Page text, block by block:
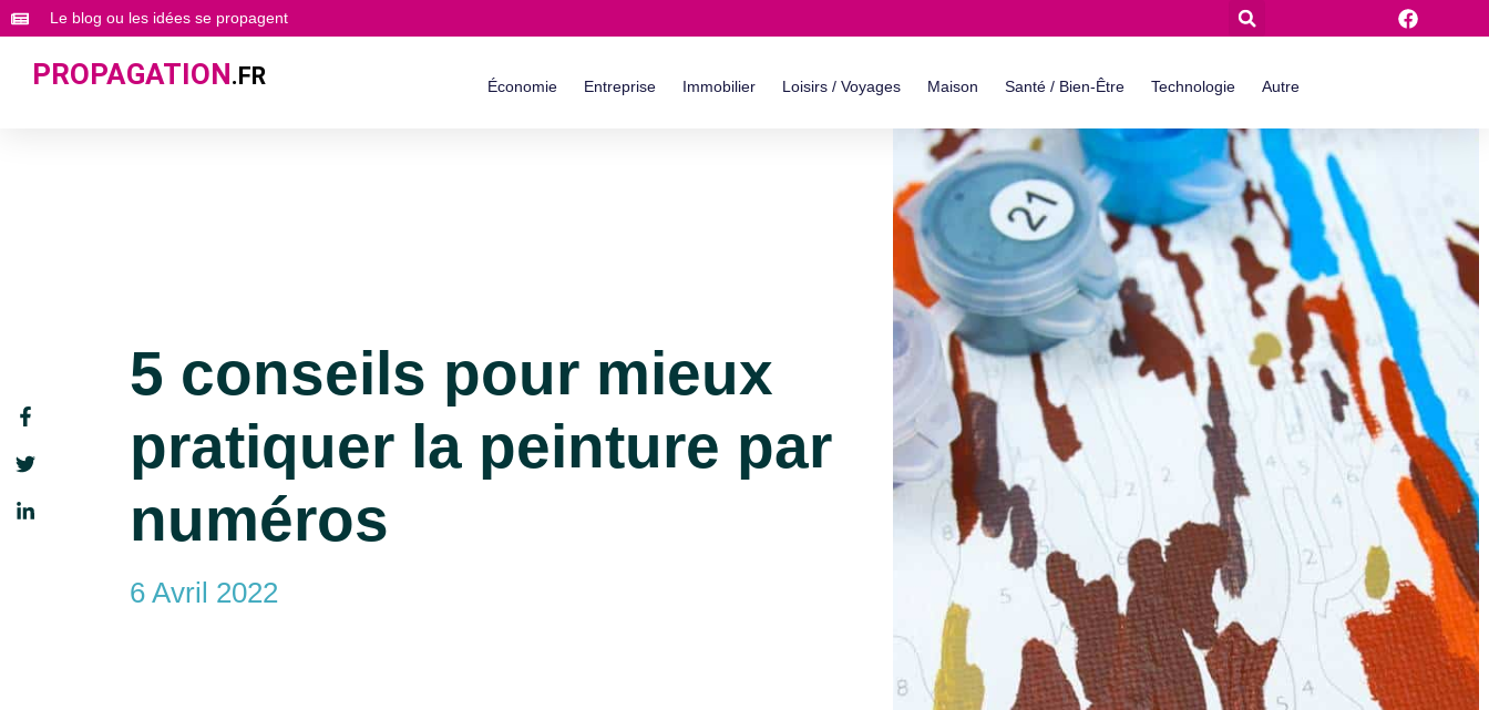
Le blog ou les idées se propagent
PROPAGATION.FR Économie Entreprise Immobilier Loisirs / Voyages Maison Santé / Bien-Être Technologie Autre
5 conseils pour mieux
pratiquer la peinture par
numéros
6 Avril 2022